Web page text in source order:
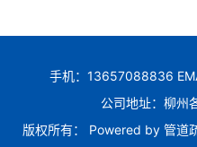
手机：13657088836
公司地址：柳州
版权所有： Powered by 管道